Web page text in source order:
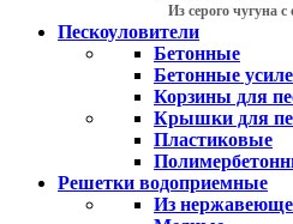
Из серого чугуна
Пескоуловители
Бетонные
Бетонные
Корзины для
Крышки для
Пластиковые
Решетки водоприемные
Из